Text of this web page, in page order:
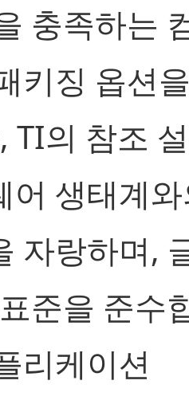
충족하는
키징 옵션
TI의 참조
어 생태계
자랑하며,
준을 준수
리케이션